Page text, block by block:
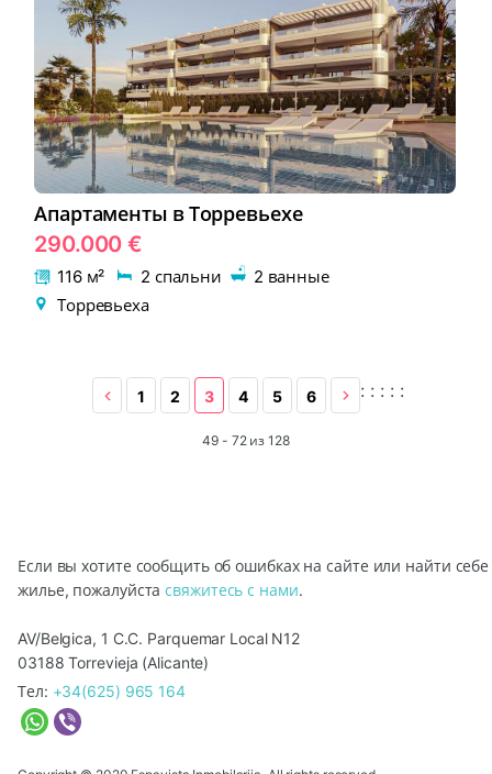
Апартаменты в Торревьехе
290.000 €
116 м² 2 спальни
2 ванные
Торревьеха
1 :
2 :
3 4 :
5 :
6 :
49 - 72 из 128
Если вы хотите сообщить об ошибках на сайте или найти себе
жилье, пожалуйстасвяжитесь с нами.
AV/Belgica, 1 C.C. Parquemar Local N12
03188 Torrevieja (Alicante)
Тел: +34(625) 965 164